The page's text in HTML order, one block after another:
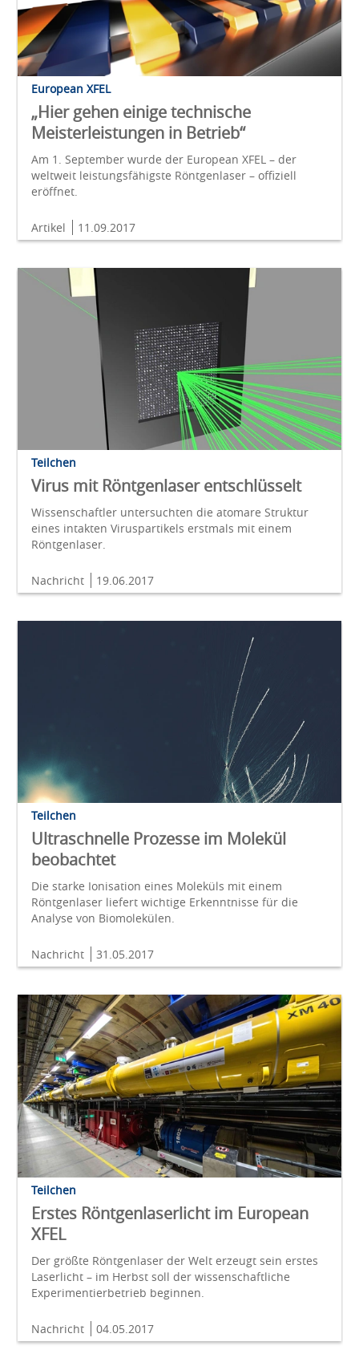
European XFEL
„Hier gehen einige technische
Meisterleistungen in Betrieb“
Am 1. September wurde der European XFEL – der
weltweit leistungsfähigste Röntgenlaser – offiziell
eröffnet.
Artikel 11.09.2017
Teilchen
Virus mit Röntgenlaser entschlüsselt
Wissenschaftler untersuchten die atomare Struktur
eines intakten Viruspartikels erstmals mit einem
Röntgenlaser.
Nachricht 19.06.2017
Teilchen
Ultraschnelle Prozesse im Molekül
beobachtet
Die starke Ionisation eines Moleküls mit einem
Röntgenlaser liefert wichtige Erkenntnisse für die
Analyse von Biomolekülen.
Nachricht 31.05.2017
Teilchen
Erstes Röntgenlaserlicht im European
XFEL
Der größte Röntgenlaser der Welt erzeugt sein erstes
Laserlicht – im Herbst soll der wissenschaftliche
Experimentierbetrieb beginnen.
Nachricht 04.05.2017